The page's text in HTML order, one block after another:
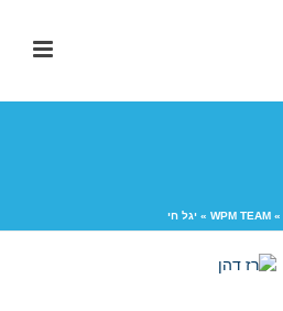
»
WPM TEAM
»יגל חי